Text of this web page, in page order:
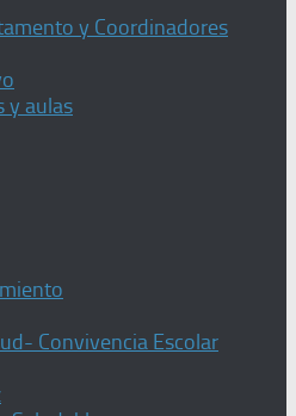
y Coordinadores
y aulas
Convivencia Escolar